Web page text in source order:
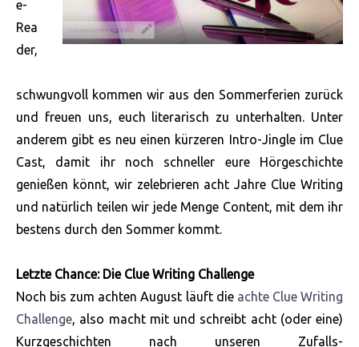
e-
Rea
der,
schwungvoll kommen wir aus den Sommerferien zurück
und freuen uns, euch literarisch zu unterhalten. Unter
anderem gibt es neu einen kürzeren Intro-Jingle im Clue
Cast, damit ihr noch schneller eure Hörgeschichte
genießen könnt, wir zelebrieren acht Jahre Clue Writing
und natürlich teilen wir jede Menge Content, mit dem ihr
bestens durch den Sommer kommt.
Letzte Chance: Die Clue Writing Challenge
Noch bis zum achten August läuft die achte Clue Writing
Challenge, also macht mit und schreibt acht (oder eine)
Kurzgeschichten nach unseren Zufalls-